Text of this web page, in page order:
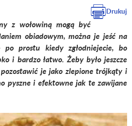
Drukuj
wołowiną mogą być
obiadowym, można je jeść na
prostu kiedy zgłodniejecie, bo
i bardzo łatwo. Żeby było jeszcze
je jako zlepione trójkąty i
pyszne i efektowne jak te zawijane